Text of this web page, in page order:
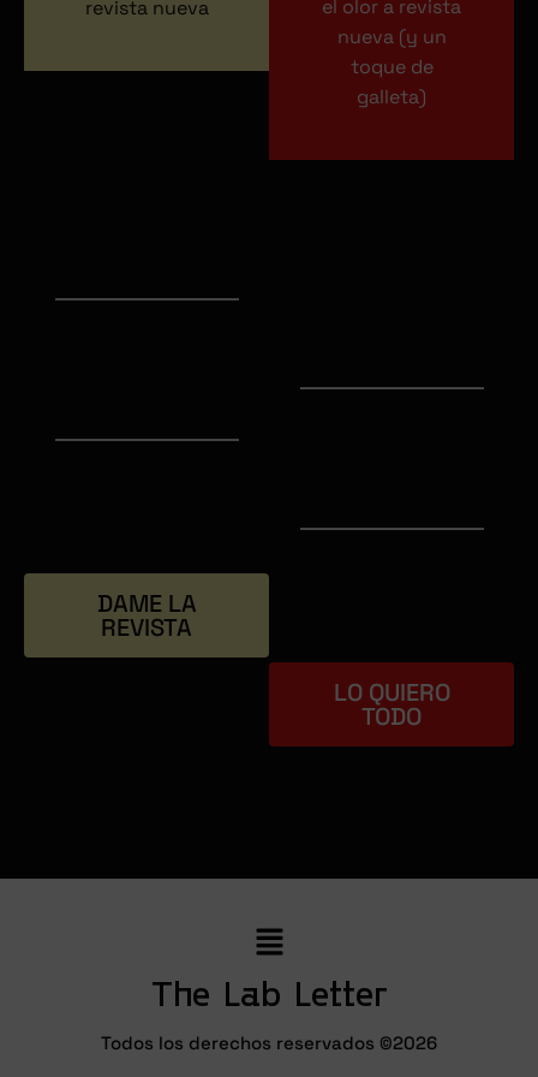
revista nueva
DAME LA
REVISTA
el olor a revista
nueva (y un
toque de
galleta)
LO QUIERO
TODO
The Lab Letter
Todos los derechos reservados ©2026